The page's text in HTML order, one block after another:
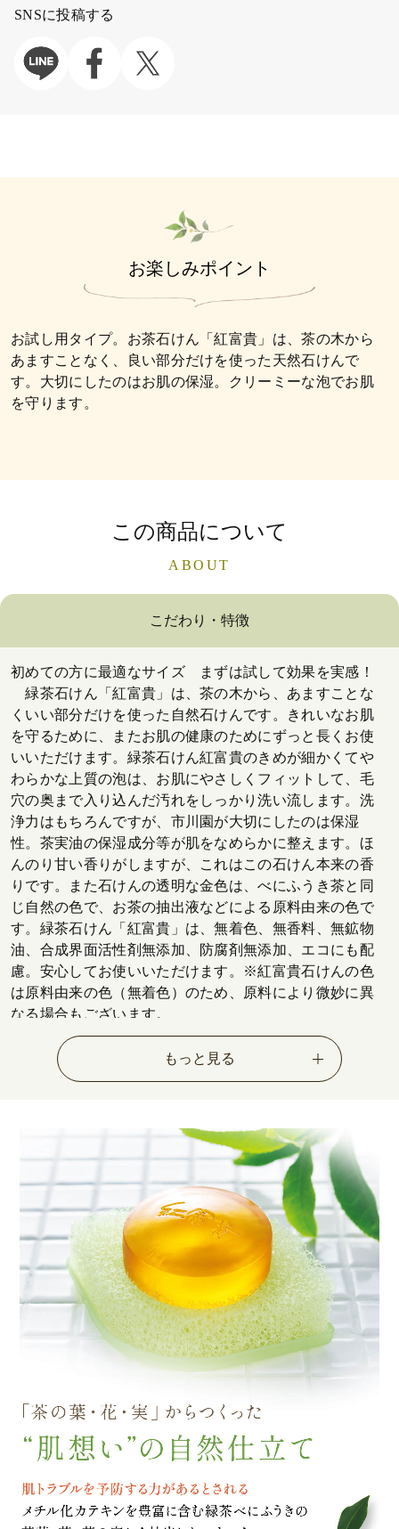
SNSに投稿する
お楽しみポイント
お試し用タイプ。お茶石けん「紅富貴」は、茶の木から
あますことなく、良い部分だけを使った天然石けんで
す。大切にしたのはお肌の保湿。クリーミーな泡でお肌
を守ります。
この商品について
ABOUT
こだわり・特徴
初めての方に最適なサイズ まずは試して効果を実感！
緑茶石けん「紅富貴」は、茶の木から、あますことな
くいい部分だけを使った自然石けんです。きれいなお肌
を守るために、またお肌の健康のためにずっと長くお使
いいただけます。緑茶石けん紅富貴のきめが細かくてや
わらかな上質の泡は、お肌にやさしくフィットして、毛
穴の奥まで入り込んだ汚れをしっかり洗い流します。洗
浄力はもちろんですが、市川園が大切にしたのは保湿
性。茶実油の保湿成分等が肌をなめらかに整えます。ほ
んのり甘い香りがしますが、これはこの石けん本来の香
りです。また石けんの透明な金色は、べにふうき茶と同
じ自然の色で、お茶の抽出液などによる原料由来の色で
す。緑茶石けん「紅富貴」は、無着色、無香料、無鉱物
油、合成界面活性剤無添加、防腐剤無添加、エコにも配
慮。安心してお使いいただけます。※紅富貴石けんの色
は原料由来の色（無着色）のため、原料により微妙に異
なる場合もございます。
もっと見る